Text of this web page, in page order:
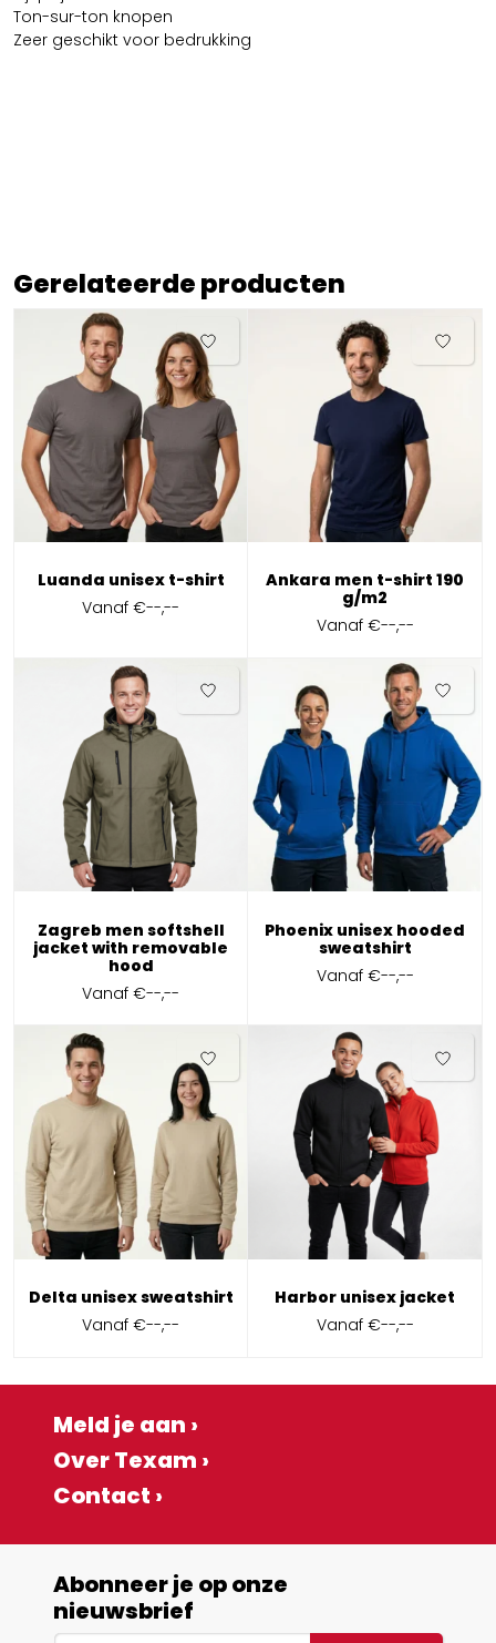
Ton-sur-ton knopen
Zeer geschikt voor bedrukking
Gerelateerde producten
Luanda unisex t-shirt
Vanaf€--,--
Ankara men t-shirt 190
g/m2
Vanaf €--,--
Zagreb men softshell
jacket with removable
hood
Vanaf€--,--
Phoenix unisex hooded
sweatshirt
Vanaf €--,--
Delta unisex sweatshirt
Vanaf€--,--
Harbor unisex jacket
Vanaf €--,--
Meld je aan ›
Over Texam ›
Contact ›
Abonneer je op onze
nieuwsbrief